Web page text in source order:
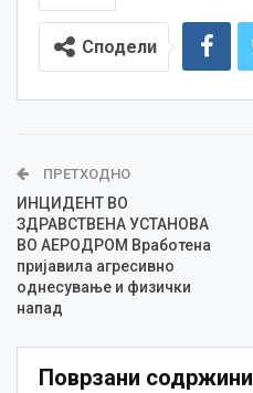
Сподели
ПРЕТХОДНО
ИНЦИДЕНТ ВО
ЗДРАВСТВЕНА УСТАНОВА
ВО АЕРОДРОМ Вработена
пријавила агресивно
однесување и физички
напад
Поврзани содржини